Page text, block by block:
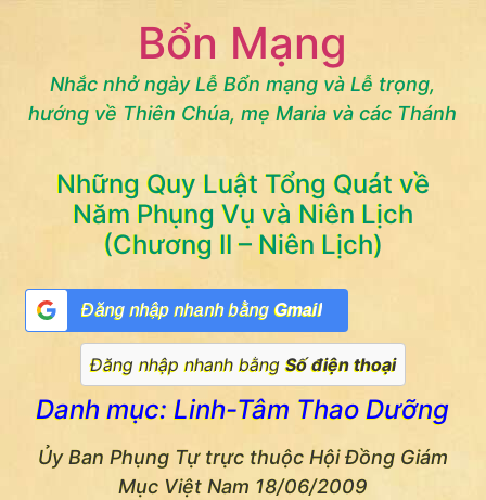
đến
nội
dung
Bổn Mạng
Nhắc nhở ngày Lễ Bổn mạng và Lễ trọng,
hướng về Thiên Chúa, mẹ Maria và các Thánh
Những Quy Luật Tổng Quát về
Năm Phụng Vụ và Niên Lịch
(Chương II – Niên Lịch)
Đăng nhập nhanh bằngGmail
Đăng nhập nhanh bằngSố điện thoại
Danh mục: Linh-Tâm Thao Dưỡng
Ủy Ban Phụng Tự trực thuộc Hội Ðồng Giám
Mục Việt Nam 18/06/2009